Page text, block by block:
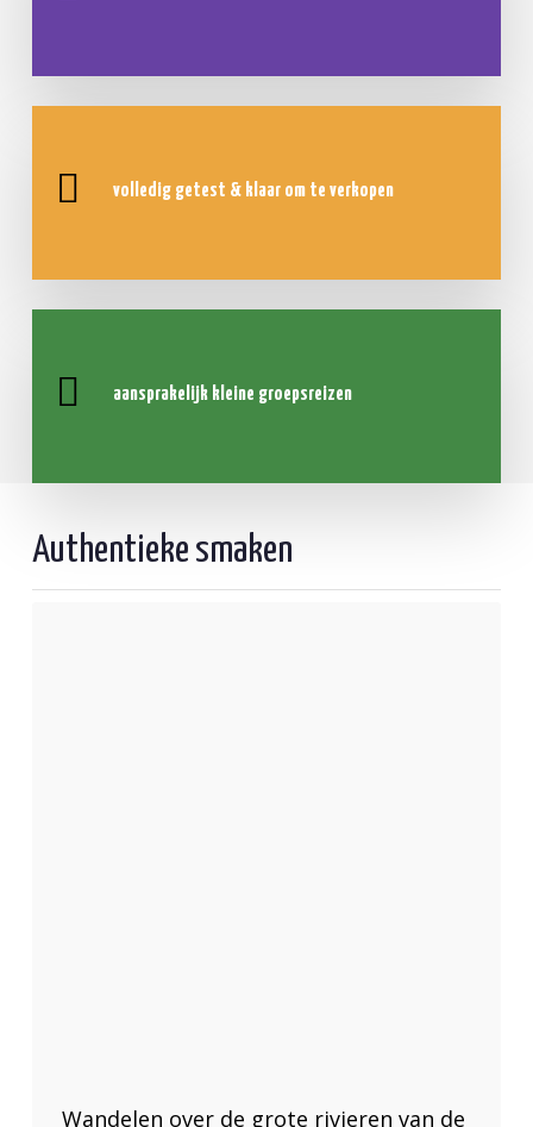
volledig getest & klaar om te verkopen
aansprakelijk kleine groepsreizen
Authentieke smaken
Wandelen over de grote rivieren van de